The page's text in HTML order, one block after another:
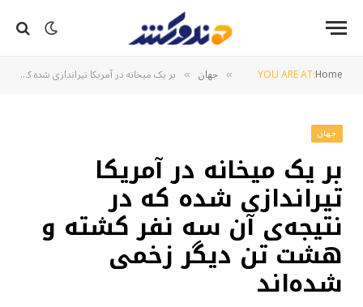
YOU ARE AT:Home
» جهان » بر یک میخانه در آمریکا تیراندازی شده که در نتیجه‌ی آن سه نفر کشته و هشت تن دیگر زخمی شده‌اند
جهان
بر یک میخانه در آمریکا
تیراندازی شده که در
نتیجه‌ی آن سه نفر کشته و
هشت تن دیگر زخمی
شده‌اند